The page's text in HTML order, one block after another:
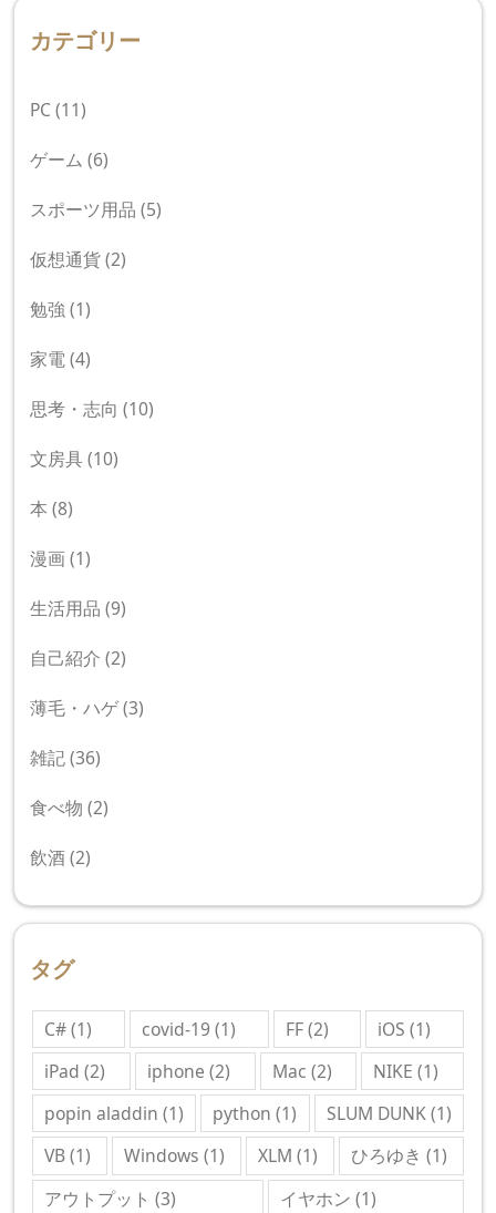
カテゴリー
PC(11)
ゲーム(6)
スポーツ用品(5)
仮想通貨(2)
勉強(1)
家電(4)
思考・志向(10)
文房具(10)
本(8)
漫画(1)
生活用品(9)
自己紹介(2)
薄毛・ハゲ(3)
雑記(36)
食べ物(2)
飲酒(2)
タグ
C#(1) covid-19 (1) FF(2) iOS (1)
iPad (2) iphone (2) Mac (2) NIKE (1)
popin aladdin (1) python (1) SLUM DUNK(1)
VB(1) Windows (1) XLM (1) ひろゆき (1)
アウトプット (3) イヤホン (1)